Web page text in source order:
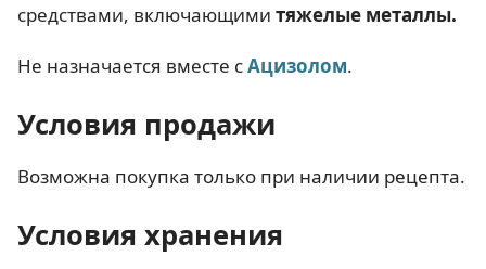
средствами, включающими тяжелые металлы.
Не назначается вместе сАцизолом.
Условия продажи
Возможна покупка только при наличии рецепта.
Условия хранения